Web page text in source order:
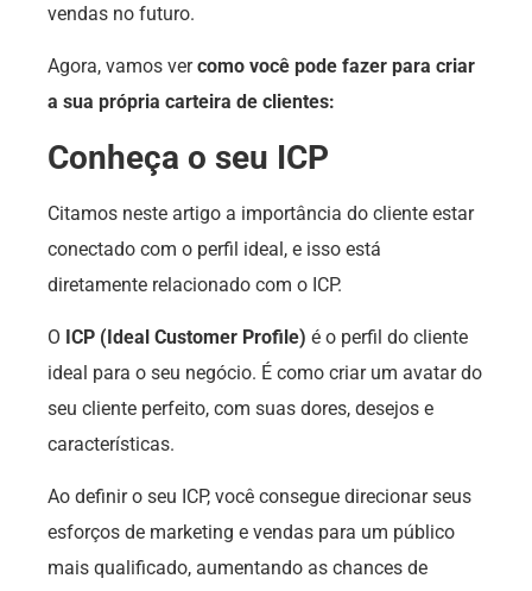
vendas no futuro.
Agora, vamos vercomo você pode fazer para criar
a sua própria carteira de clientes:
Conheça o seu ICP
Citamos neste artigo a importância do cliente estar
conectado com o perfil ideal, e isso está
diretamente relacionado com o ICP.
O ICP (Ideal Customer Profile) é o perfil do cliente
ideal para o seu negócio. É como criar um avatar do
seu cliente perfeito, com suas dores, desejos e
características.
Ao definir o seu ICP, você consegue direcionar seus
esforços de marketing e vendas para um público
mais qualificado, aumentando as chances de